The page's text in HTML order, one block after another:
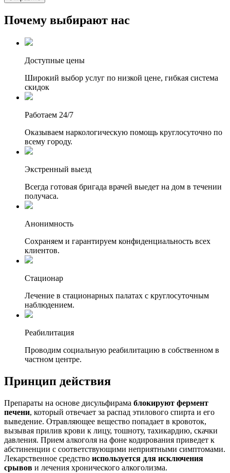
Почему выбирают нас
Доступные цены
Широкий выбор услуг по низкой цене, гибкая система
скидок
Работаем 24/7
Оказываем наркологическую помощь круглосуточно по
всему городу.
Экстренный выезд
Всегда готовая бригада врачей выедет на дом в течении
получаса.
Анонимность
Сохраняем и гарантируем конфиденциальность всех
клиентов.
Стационар
Лечение в стационарных палатах с круглосуточным
наблюдением.
Реабилитация
Проводим социальную реабилитацию в собственном в
частном центре.
Принцип действия
Препараты на основе дисульфирама блокируют фермент
печени, который отвечает за распад этилового спирта и его
выведение. Отравляющее вещество попадает в кровоток,
вызывая прилив крови к лицу, тошноту, тахикардию, скачки
давления. Прием алкоголя на фоне кодирования приведет к
абстиненции с соответствующими неприятными симптомами.
Лекарственное средство используется для исключения
срывов и лечения хронического алкоголизма.